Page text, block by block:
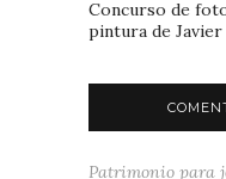
Concurso de
pintura de Javier
Patrimonio para